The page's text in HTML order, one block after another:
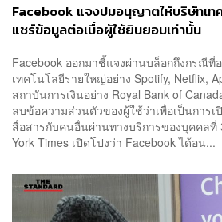
Facebook แจงปมอนุญาตให้บริษัทเท
แชร์ข้อมูลต่อเมื่อผู้ใช้ยินยอมเท่านั้น
Facebook ออกมาชี้แจงผ่านบล็อกถึงกรณี
เทคโนโลยีรายใหญ่อย่าง Spotify, Netflix,
สถาบันการเงินอย่าง Royal Bank of
ลบข้อความส่วนตัวของผู้ใช้ว่าเพื่อเป็นการเ
สื่อสารกับคนอื่นผ่านทางบริการของบุคคล
York Times เปิดโปงว่า Facebook ได้อน...